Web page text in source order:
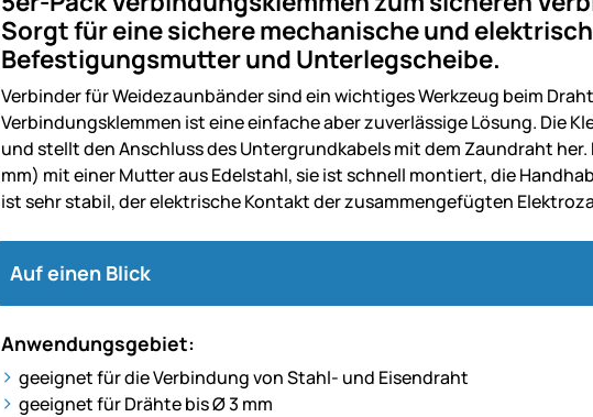
Sorgt für eine sichere mechanische und
Befestigungsmutter und Unterlegscheibe.
Verbinder für Weidezaunbänder sind ein wichtiges Werkzeug beim
Verbindungsklemmen ist eine einfache aber zuverlässige Lösung. Die
und stellt den Anschluss des Untergrundkabels mit dem Zaundraht
mm) mit einer Mutter aus Edelstahl, sie ist schnell montiert, die
ist sehr stabil, der elektrische Kontakt der zusammengefügten
Auf einen Blick
Anwendungsgebiet:
geeignet für die Verbindung von Stahl- und Eisendraht
geeignet für Drähte bis Ø 3 mm